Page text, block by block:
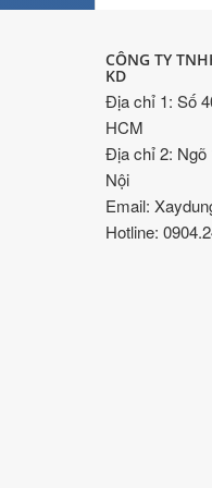
CÔNG TY
KD
Địa chỉ 1: Số
HCM
Địa chỉ 2: Ngõ
Nội
Email:
Hotline: